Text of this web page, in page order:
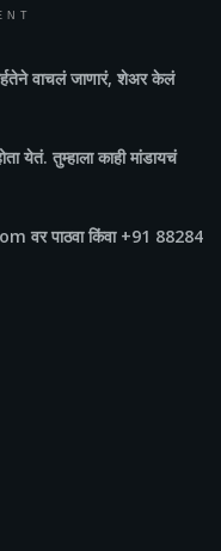
वाचलं जाणारं, शेअर केलं
येतं. तुम्हाला काही मांडायचं
वर पाठवा किंवा +91 88284